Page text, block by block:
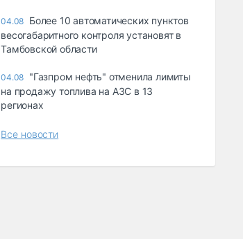
04.08 Более 10 автоматических пунктов
весогабаритного контроля установят в
Тамбовской области
04.08 "Газпром нефть" отменила лимиты
на продажу топлива на АЗС в 13
регионах
Все новости